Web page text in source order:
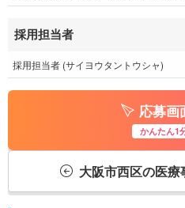
採用担当者
採用担当者 (サイヨウタントウシャ)
応募画
かんたん1
大阪市西区の医